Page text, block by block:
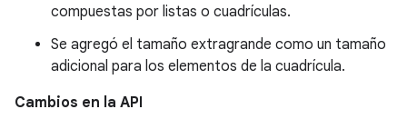
compuestas por listas o cuadrículas.
Se agregó el tamaño extragrande como un tamaño
adicional para los elementos de la cuadrícula.
Cambios en la API